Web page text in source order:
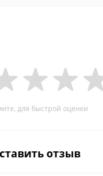
для быстрой оценки
отзыв